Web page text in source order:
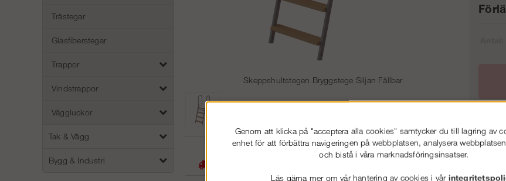
Trästegar
Glasfiberstegar
Trappor
Vindstrappor
Väggluckor
Tak & Vägg
Bygg & Industri
Skeppshultstegen Bryggstege Siljan Fällbar
0586-53 000
Service hela vägen
Genom att klicka på "acceptera alla cookies" samtycker du till lagring av
enhet för att förbättra navigeringen på webbplatsen, analysera
och bistå i våra marknadsföringsinsatser.
Läs gärna mer om vår hantering av cookies i vår